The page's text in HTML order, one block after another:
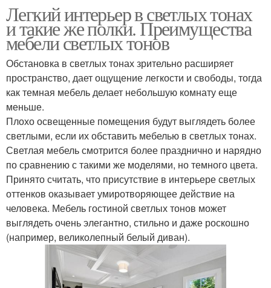
Легкий интерьер в светлых тонах
и такие же полки. Преимущества
мебели светлых тонов
Обстановка в светлых тонах зрительно расширяет
пространство, дает ощущение легкости и свободы, тогда
как темная мебель делает небольшую комнату еще
меньше.
Плохо освещенные помещения будут выглядеть более
светлыми, если их обставить мебелью в светлых тонах.
Светлая мебель смотрится более празднично и нарядно
по сравнению с такими же моделями, но темного цвета.
Принято считать, что присутствие в интерьере светлых
оттенков оказывает умиротворяющее действие на
человека. Мебель гостиной светлых тонов может
выглядеть очень элегантно, стильно и даже роскошно
(например, великолепный белый диван).